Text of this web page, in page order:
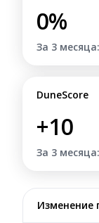
0%
За 3 месяца:
DuneScore
+10
За 3 месяца:
Изменение